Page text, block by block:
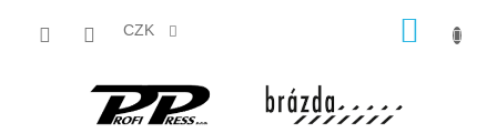
CZK